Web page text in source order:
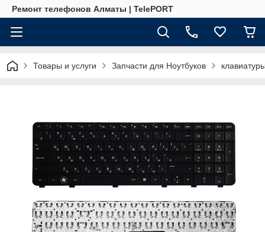
Ремонт телефонов Алматы | TelePORT
Товары и услуги Запчасти для Ноутбуков